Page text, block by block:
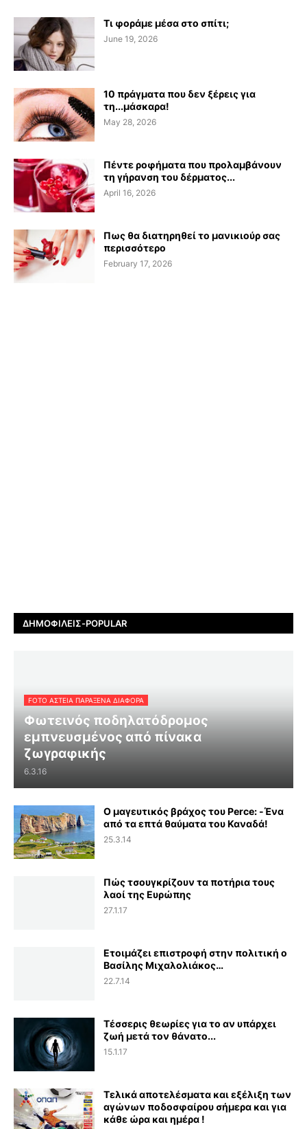
Τι φοράμε μέσα στο σπίτι;
June 19, 2026
10 πράγματα που δεν ξέρεις για
τη...μάσκαρα!
May 28, 2026
Πέντε ροφήματα που προλαμβάνουν
τη γήρανση του δέρματος...
April 16, 2026
Πως θα διατηρηθεί το μανικιούρ σας
περισσότερο
February 17, 2026
ΔΗΜΟΦΙΛΕΊΣ-POPULAR
FOTO ΑΣΤΕΙΑ ΠΑΡΑΞΕΝΑ ΔΙΑΦΟΡΑ
Φωτεινός ποδηλατόδρομος
εμπνευσμένος από πίνακα
ζωγραφικής
6.3.16
Ο μαγευτικός βράχος του Perce: -Ένα
από τα επτά θαύματα του Καναδά!
25.3.14
Πώς τσουγκρίζουν τα ποτήρια τους
λαοί της Ευρώπης
27.1.17
Ετοιμάζει επιστροφή στην πολιτική ο
Βασίλης Μιχαλολιάκος…
22.7.14
Τέσσερις θεωρίες για το αν υπάρχει
ζωή μετά τον θάνατο...
15.1.17
Τελικά αποτελέσματα και εξέλιξη των
αγώνων ποδοσφαίρου σήμερα και για
κάθε ώρα και ημέρα !